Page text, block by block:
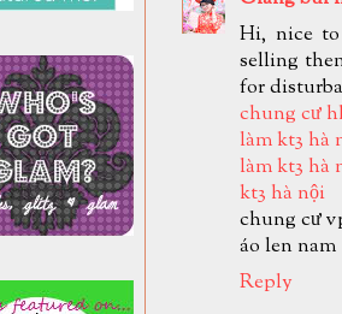
Hi, nice
selling
for
chung cư
làm kt3 hà
làm kt3 hà
kt3 hà nội
chung cư
áo len nam
Reply